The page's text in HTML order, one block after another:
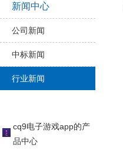
新闻中心
公司新闻
中标新闻
行业新闻
cq9电子游戏app的产
品中心